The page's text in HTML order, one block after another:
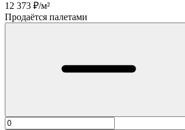
12 373 ₽/м²
Продаётся палетами